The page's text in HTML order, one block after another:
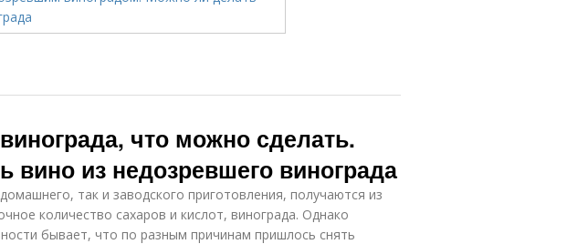
что можно сделать.
вино из недозревшего винограда
так и заводского приготовления, получаются из
количество сахаров и кислот, винограда. Однако
бывает, что по разным причинам пришлось снять